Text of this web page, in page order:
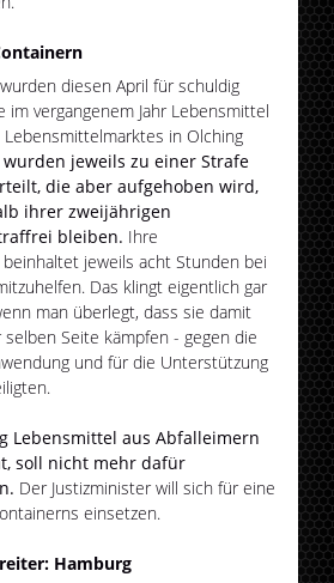
diesen April für schuldig
im vergangenem Jahr Lebensmittel
Lebensmittelmarktes in Olching
wurden jeweils zu einer Strafe
die aber aufgehoben wird,
ihrer zweijährigen
bleiben. Ihre
beinhaltet jeweils acht Stunden bei
Das klingt eigentlich gar
man überlegt, dass sie damit
selben Seite kämpfen - gegen die
und für die Unterstützung
Lebensmittel aus Abfalleimern
soll nicht mehr dafür
Der Justizminister will sich für eine
einsetzen.
Hamburg